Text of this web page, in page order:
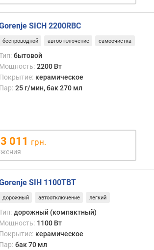
SICH 2200RBC
беспроводной автоотключение самоочистка
бытовой
Мощность: 2200 Вт
Покрытие: керамическое
Пар: 25 г/мин, бак 270 мл
011 грн.
SIH 1100TBT
дорожный автоотключение легкий
дорожный (компактный)
Мощность: 1100 Вт
Покрытие: керамическое
Пар: бак 70 мл